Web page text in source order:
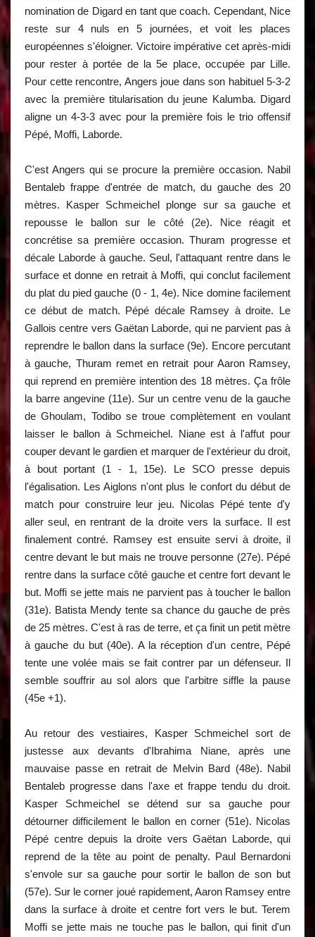
nomination de Digard en tant que coach. Cependant, Nice
reste sur 4 nuls en 5 journées, et voit les places
européennes s'éloigner. Victoire impérative cet après-midi
pour rester à portée de la 5e place, occupée par Lille.
Pour cette rencontre, Angers joue dans son habituel 5-3-2
avec la première titularisation du jeune Kalumba. Digard
aligne un 4-3-3 avec pour la première fois le trio offensif
Pépé, Moffi, Laborde.
C'est Angers qui se procure la première occasion. Nabil
Bentaleb frappe d'entrée de match, du gauche des 20
mètres. Kasper Schmeichel plonge sur sa gauche et
repousse le ballon sur le côté (2e). Nice réagit et
concrétise sa première occasion. Thuram progresse et
décale Laborde à gauche. Seul, l'attaquant rentre dans le
surface et donne en retrait à Moffi, qui conclut facilement
du plat du pied gauche (0 - 1, 4e). Nice domine facilement
ce début de match. Pépé décale Ramsey à droite. Le
Gallois centre vers Gaëtan Laborde, qui ne parvient pas à
reprendre le ballon dans la surface (9e). Encore percutant
à gauche, Thuram remet en retrait pour Aaron Ramsey,
qui reprend en première intention des 18 mètres. Ça frôle
la barre angevine (11e). Sur un centre venu de la gauche
de Ghoulam, Todibo se troue complètement en voulant
laisser le ballon à Schmeichel. Niane est à l'affut pour
couper devant le gardien et marquer de l'extérieur du droit,
à bout portant (1 - 1, 15e). Le SCO presse depuis
l'égalisation. Les Aiglons n'ont plus le confort du début de
match pour construire leur jeu. Nicolas Pépé tente d'y
aller seul, en rentrant de la droite vers la surface. Il est
finalement contré. Ramsey est ensuite servi à droite, il
centre devant le but mais ne trouve personne (27e). Pépé
rentre dans la surface côté gauche et centre fort devant le
but. Moffi se jette mais ne parvient pas à toucher le ballon
(31e). Batista Mendy tente sa chance du gauche de près
de 25 mètres. C'est à ras de terre, et ça finit un petit mètre
à gauche du but (40e). A la réception d'un centre, Pépé
tente une volée mais se fait contrer par un défenseur. Il
semble souffrir au sol alors que l'arbitre siffle la pause
(45e +1).
Au retour des vestiaires, Kasper Schmeichel sort de
justesse aux devants d'Ibrahima Niane, après une
mauvaise passe en retrait de Melvin Bard (48e). Nabil
Bentaleb progresse dans l'axe et frappe tendu du droit.
Kasper Schmeichel se détend sur sa gauche pour
détourner difficilement le ballon en corner (51e). Nicolas
Pépé centre depuis la droite vers Gaëtan Laborde, qui
reprend de la tête au point de penalty. Paul Bernardoni
s'envole sur sa gauche pour sortir le ballon de son but
(57e). Sur le corner joué rapidement, Aaron Ramsey entre
dans la surface à droite et centre fort vers le but. Terem
Moffi se jette mais ne touche pas le ballon, qui finit d'un